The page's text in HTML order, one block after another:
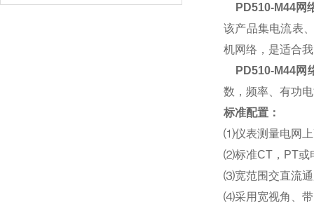
PD510-M44网
该产品集电流表
机网络，是适合
PD510-M44网
数，频率、有功
标准配置：
⑴仪表测量电网
⑵标准CT，PT或
⑶宽范围交直流
⑷采用宽视角、